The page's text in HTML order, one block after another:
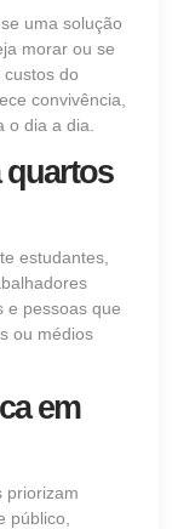
uma solução
morar ou se
do
convivência,
dia a dia.
quartos
estudantes,
e pessoas que
ou médios
em
priorizam
público,